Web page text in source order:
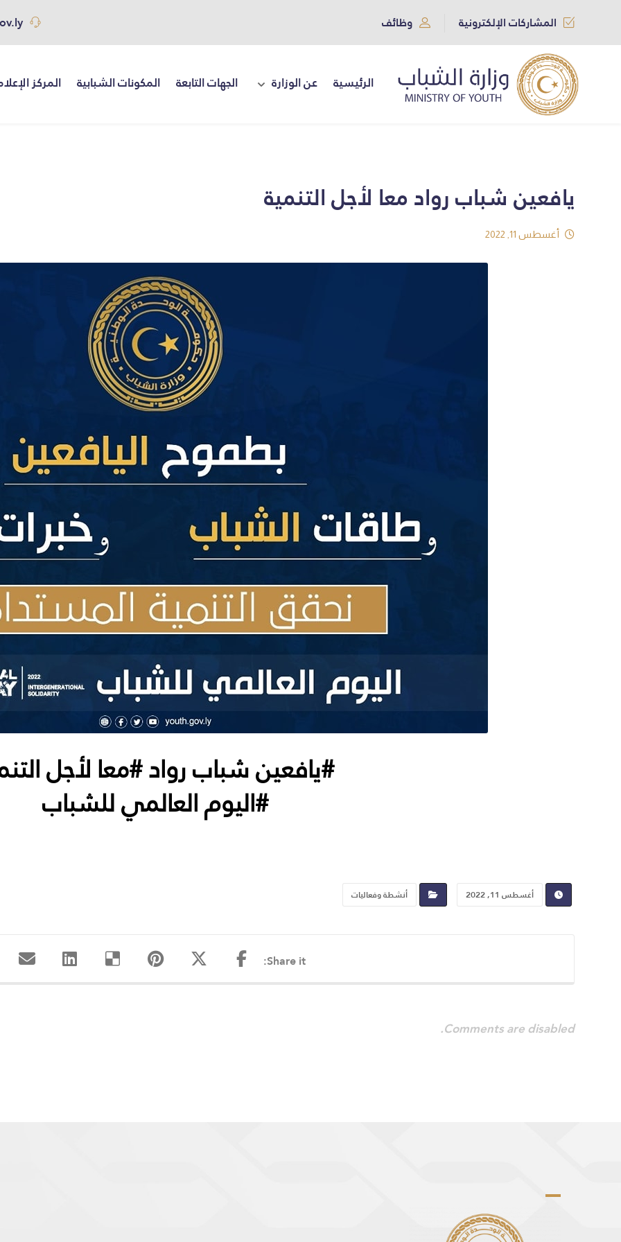
المشاركات الإلكترونية وظائف
الرئيسية عن الوزارة الجهات التابعة المكونات الشبابية المركز
يافعين شباب رواد معا لأجل التنمية
أغسطس 11, 2022
#يافعين شباب رواد #معا لأجل
#اليوم العالمي للشباب
أغسطس 11, 2022 أنشطة وفعاليات
Comments are disabled.